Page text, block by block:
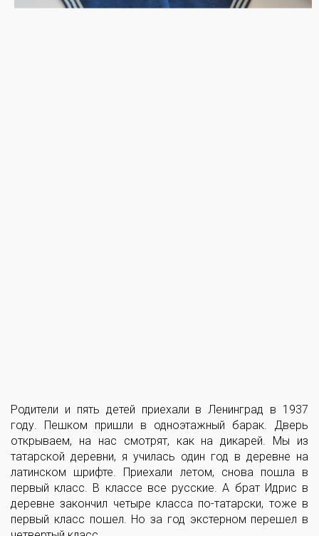
Родители и пять детей приехали в Ленинград в 1937
году. Пешком пришли в одноэтажный барак. Дверь
открываем, на нас смотрят, как на дикарей. Мы из
татарской деревни, я училась один год в деревне на
латинском шрифте. Приехали летом, снова пошла в
первый класс. В классе все русские. А брат Идрис в
деревне закончил четыре класса по-татарски, тоже в
первый класс пошел. Но за год экстерном перешел в